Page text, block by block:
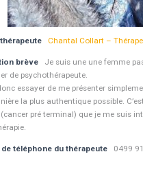
Chantal Collart –
brève
Je suis une une femme
de psychothérapeute.
essayer de me présenter
la plus authentique possible.
pré terminal) que je me suis
de téléphone du thérapeute 0499